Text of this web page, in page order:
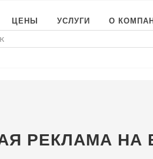
ЦЕНЫ УСЛУГИ О
РЕКЛАМА НА